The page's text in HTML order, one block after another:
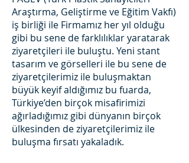
Araştırma, Geliştirme ve Eğitim Vakfı)
iş birliği ile Firmamız her yıl olduğu
gibi bu sene de farklılıklar yaratarak
ziyaretçileri ile buluştu. Yeni stant
tasarım ve görselleri ile bu sene de
ziyaretçilerimiz ile buluşmaktan
büyük keyif aldığımız bu fuarda,
Türkiye’den birçok misafirimizi
ağırladığımız gibi dünyanın birçok
ülkesinden de ziyaretçilerimiz ile
buluşma fırsatı yakaladık.